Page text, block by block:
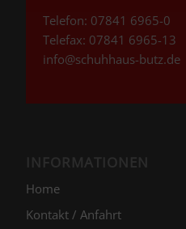
Telefon: 07841 6965-0
Telefax: 07841 6965-13
info@schuhhaus-butz.de
INFORMATIONEN
Home
Kontakt / Anfahrt